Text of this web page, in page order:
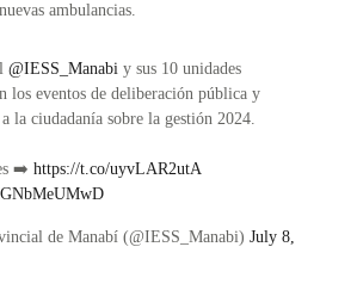
ambulancias.
@IESS_Manabi y sus 10 unidades
los eventos de deliberación pública y
la ciudadanía sobre la gestión 2024.
➡️ https://t.co/uyvLAR2utA
de Manabí (@IESS_Manabi) July 8,